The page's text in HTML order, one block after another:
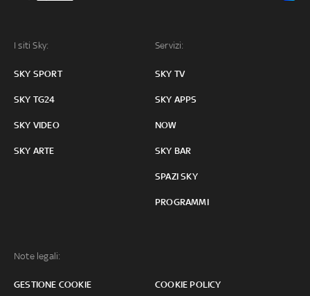
I siti Sky:
SKY SPORT
SKY TG24
SKY VIDEO
SKY ARTE
Servizi:
SKY TV
SKY APPS
NOW
SKY BAR
SPAZI SKY
PROGRAMMI
Note legali:
GESTIONE COOKIE COOKIE POLICY